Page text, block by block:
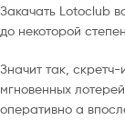
Закачать Lotoclub
до некоторой
Значит так,
мгновенных
оперативно а